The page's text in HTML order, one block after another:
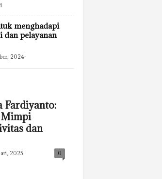
menghadapi
dan pelayanan
2024
Fardiyanto:
dan
2025 0